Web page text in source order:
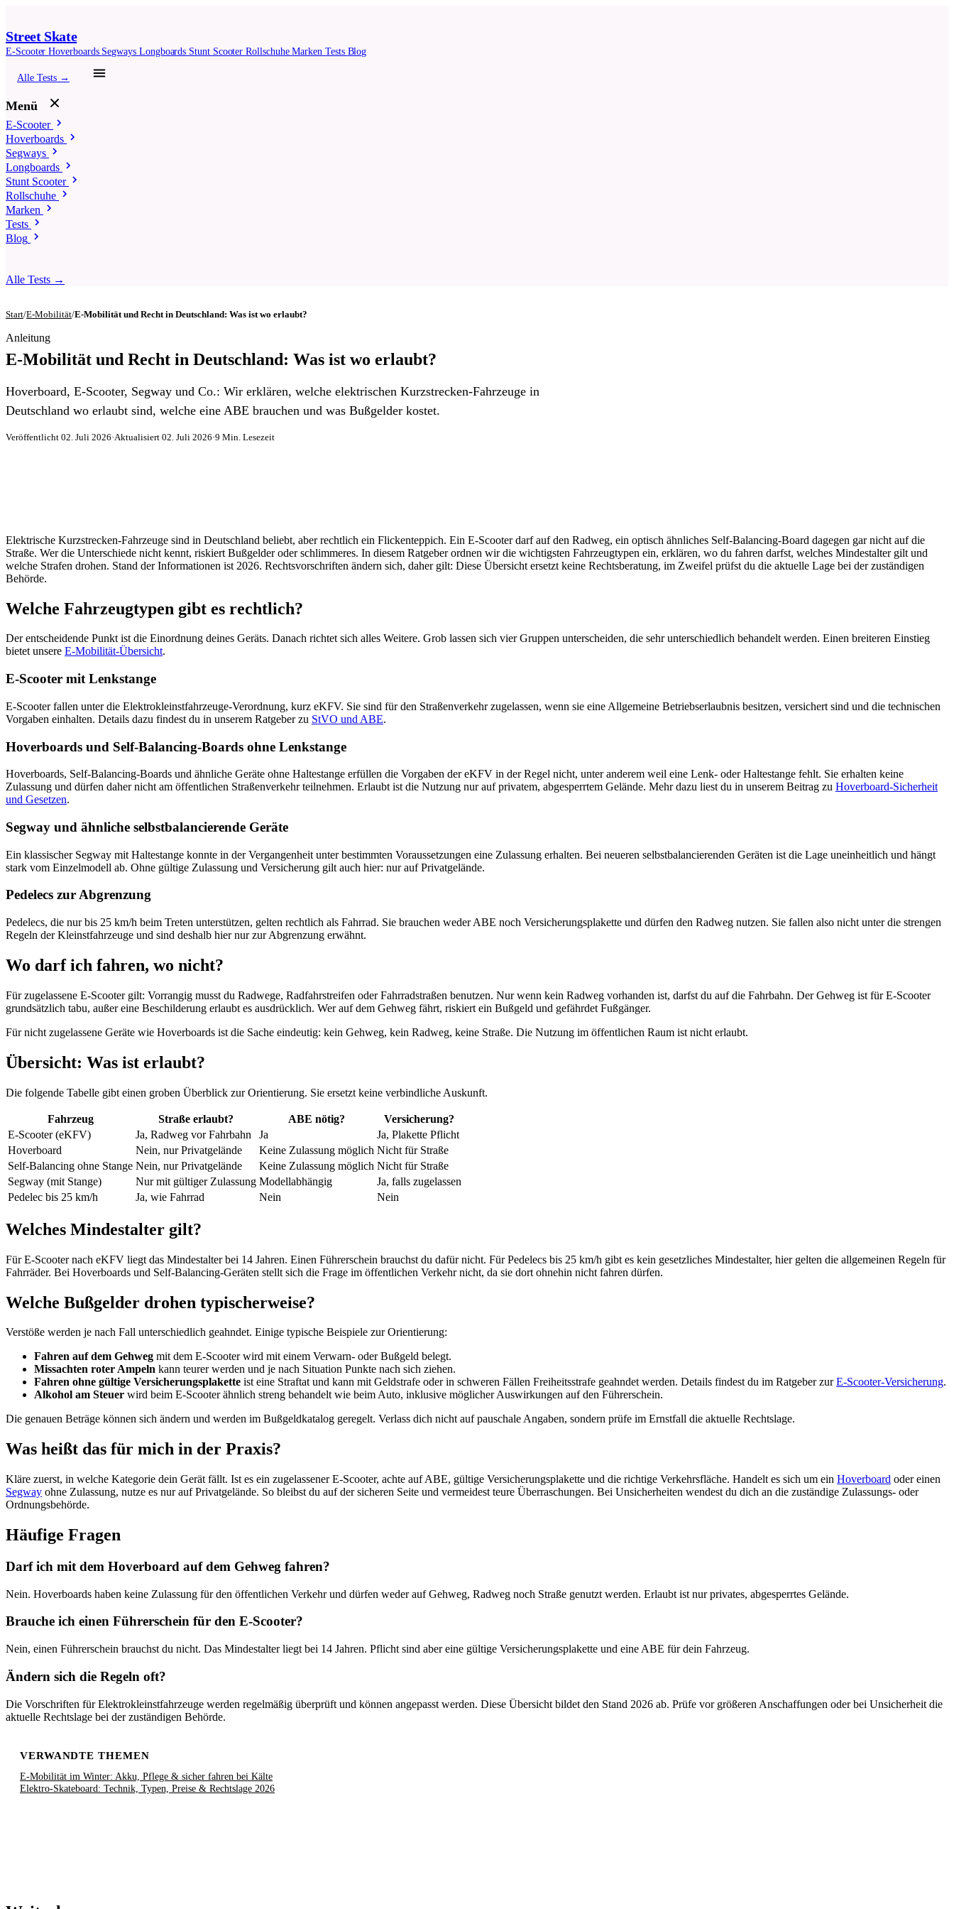
Street Skate
E-ScooterHoverboards Segways Longboards Stunt ScooterRollschuheMarken Tests Blog
Alle Tests →
Menü
E-Scooter
Hoverboards
Segways
Longboards
Stunt Scooter
Rollschuhe
Marken
Tests
Blog
Alle Tests →
Start/E-Mobilität/E-Mobilität und Recht in Deutschland: Was ist wo erlaubt?
Anleitung
E-Mobilität und Recht in Deutschland: Was ist wo erlaubt?
Hoverboard, E-Scooter, Segway und Co.: Wir erklären, welche elektrischen Kurzstrecken-Fahrzeuge in
Deutschland wo erlaubt sind, welche eine ABE brauchen und was Bußgelder kostet.
Veröffentlicht 02. Juli 2026·Aktualisiert 02. Juli 2026·9 Min. Lesezeit
Elektrische Kurzstrecken-Fahrzeuge sind in Deutschland beliebt, aber rechtlich ein Flickenteppich. Ein E-Scooter darf auf den Radweg, ein optisch ähnliches Self-Balancing-Board dagegen gar nicht auf die
Straße. Wer die Unterschiede nicht kennt, riskiert Bußgelder oder schlimmeres. In diesem Ratgeber ordnen wir die wichtigsten Fahrzeugtypen ein, erklären, wo du fahren darfst, welches Mindestalter gilt und
welche Strafen drohen. Stand der Informationen ist 2026. Rechtsvorschriften ändern sich, daher gilt: Diese Übersicht ersetzt keine Rechtsberatung, im Zweifel prüfst du die aktuelle Lage bei der zuständigen
Behörde.
Welche Fahrzeugtypen gibt es rechtlich?
Der entscheidende Punkt ist die Einordnung deines Geräts. Danach richtet sich alles Weitere. Grob lassen sich vier Gruppen unterscheiden, die sehr unterschiedlich behandelt werden. Einen breiteren Einstieg
bietet unsere E-Mobilität-Übersicht.
E-Scooter mit Lenkstange
E-Scooter fallen unter die Elektrokleinstfahrzeuge-Verordnung, kurz eKFV. Sie sind für den Straßenverkehr zugelassen, wenn sie eine Allgemeine Betriebserlaubnis besitzen, versichert sind und die technischen
Vorgaben einhalten. Details dazu findest du in unserem Ratgeber zu StVO und ABE.
Hoverboards und Self-Balancing-Boards ohne Lenkstange
Hoverboards, Self-Balancing-Boards und ähnliche Geräte ohne Haltestange erfüllen die Vorgaben der eKFV in der Regel nicht, unter anderem weil eine Lenk- oder Haltestange fehlt. Sie erhalten keine
Zulassung und dürfen daher nicht am öffentlichen Straßenverkehr teilnehmen. Erlaubt ist die Nutzung nur auf privatem, abgesperrtem Gelände. Mehr dazu liest du in unserem Beitrag zu Hoverboard-Sicherheit
und Gesetzen.
Segway und ähnliche selbstbalancierende Geräte
Ein klassischer Segway mit Haltestange konnte in der Vergangenheit unter bestimmten Voraussetzungen eine Zulassung erhalten. Bei neueren selbstbalancierenden Geräten ist die Lage uneinheitlich und hängt
stark vom Einzelmodell ab. Ohne gültige Zulassung und Versicherung gilt auch hier: nur auf Privatgelände.
Pedelecs zur Abgrenzung
Pedelecs, die nur bis 25 km/h beim Treten unterstützen, gelten rechtlich als Fahrrad. Sie brauchen weder ABE noch Versicherungsplakette und dürfen den Radweg nutzen. Sie fallen also nicht unter die strengen
Regeln der Kleinstfahrzeuge und sind deshalb hier nur zur Abgrenzung erwähnt.
Wo darf ich fahren, wo nicht?
Für zugelassene E-Scooter gilt: Vorrangig musst du Radwege, Radfahrstreifen oder Fahrradstraßen benutzen. Nur wenn kein Radweg vorhanden ist, darfst du auf die Fahrbahn. Der Gehweg ist für E-Scooter
grundsätzlich tabu, außer eine Beschilderung erlaubt es ausdrücklich. Wer auf dem Gehweg fährt, riskiert ein Bußgeld und gefährdet Fußgänger.
Für nicht zugelassene Geräte wie Hoverboards ist die Sache eindeutig: kein Gehweg, kein Radweg, keine Straße. Die Nutzung im öffentlichen Raum ist nicht erlaubt.
Übersicht: Was ist erlaubt?
Die folgende Tabelle gibt einen groben Überblick zur Orientierung. Sie ersetzt keine verbindliche Auskunft.
Fahrzeug Straße erlaubt? ABE nötig?
Versicherung?
E-Scooter (eKFV)
Ja, Radweg vor Fahrbahn Ja
Ja, Plakette Pflicht
Hoverboard
Nein, nur Privatgelände Keine Zulassung möglich Nicht für Straße
Self-Balancing ohne Stange Nein, nur Privatgelände Keine Zulassung möglich Nicht für Straße
Segway (mit Stange)
Nur mit gültiger Zulassung Modellabhängig
Ja, falls zugelassen
Pedelec bis 25 km/h
Ja, wie Fahrrad Nein Nein
Welches Mindestalter gilt?
Für E-Scooter nach eKFV liegt das Mindestalter bei 14 Jahren. Einen Führerschein brauchst du dafür nicht. Für Pedelecs bis 25 km/h gibt es kein gesetzliches Mindestalter, hier gelten die allgemeinen Regeln für
Fahrräder. Bei Hoverboards und Self-Balancing-Geräten stellt sich die Frage im öffentlichen Verkehr nicht, da sie dort ohnehin nicht fahren dürfen.
Welche Bußgelder drohen typischerweise?
Verstöße werden je nach Fall unterschiedlich geahndet. Einige typische Beispiele zur Orientierung:
Fahren auf dem Gehweg mit dem E-Scooter wird mit einem Verwarn- oder Bußgeld belegt.
Missachten roter Ampeln kann teurer werden und je nach Situation Punkte nach sich ziehen.
Fahren ohne gültige Versicherungsplakette ist eine Straftat und kann mit Geldstrafe oder in schweren Fällen Freiheitsstrafe geahndet werden. Details findest du im Ratgeber zurE-Scooter-Versicherung.
Alkohol am Steuer wird beim E-Scooter ähnlich streng behandelt wie beim Auto, inklusive möglicher Auswirkungen auf den Führerschein.
Die genauen Beträge können sich ändern und werden im Bußgeldkatalog geregelt. Verlass dich nicht auf pauschale Angaben, sondern prüfe im Ernstfall die aktuelle Rechtslage.
Was heißt das für mich in der Praxis?
Kläre zuerst, in welche Kategorie dein Gerät fällt. Ist es ein zugelassener E-Scooter, achte auf ABE, gültige Versicherungsplakette und die richtige Verkehrsfläche. Handelt es sich um ein Hoverboard oder einen
Segway ohne Zulassung, nutze es nur auf Privatgelände. So bleibst du auf der sicheren Seite und vermeidest teure Überraschungen. Bei Unsicherheiten wendest du dich an die zuständige Zulassungs- oder
Ordnungsbehörde.
Häufige Fragen
Darf ich mit dem Hoverboard auf dem Gehweg fahren?
Nein. Hoverboards haben keine Zulassung für den öffentlichen Verkehr und dürfen weder auf Gehweg, Radweg noch Straße genutzt werden. Erlaubt ist nur privates, abgesperrtes Gelände.
Brauche ich einen Führerschein für den E-Scooter?
Nein, einen Führerschein brauchst du nicht. Das Mindestalter liegt bei 14 Jahren. Pflicht sind aber eine gültige Versicherungsplakette und eine ABE für dein Fahrzeug.
Ändern sich die Regeln oft?
Die Vorschriften für Elektrokleinstfahrzeuge werden regelmäßig überprüft und können angepasst werden. Diese Übersicht bildet den Stand 2026 ab. Prüfe vor größeren Anschaffungen oder bei Unsicherheit die
aktuelle Rechtslage bei der zuständigen Behörde.
VERWANDTE THEMEN
E-Mobilität im Winter: Akku, Pflege & sicher fahren bei Kälte
Elektro-Skateboard: Technik, Typen, Preise & Rechtslage 2026